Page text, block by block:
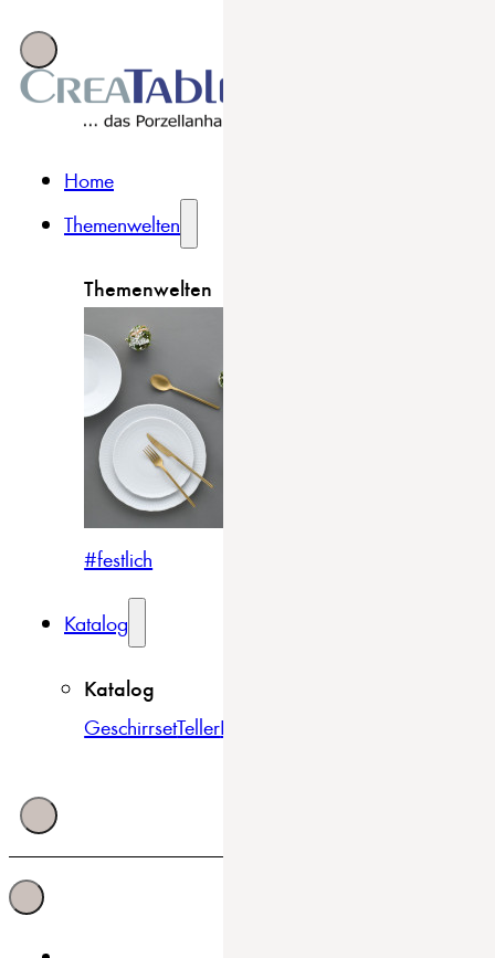
Home
Themenwelten
Themenwelten
#festlich
Katalog
Katalog
GeschirrsetTellerBowls & Schüsseln